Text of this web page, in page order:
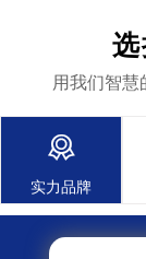
用我们智慧

实力品牌